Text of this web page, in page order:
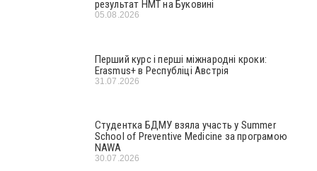
результат НМТ на Буковині
05.08.2026
Перший курс і перші міжнародні кроки:
Erasmus+ в Республіці Австрія
31.07.2026
Студентка БДМУ взяла участь у Summer
School of Preventive Medicine за програмою
NAWA
30.07.2026